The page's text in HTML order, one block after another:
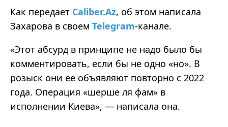
Как передает Caliber.Az, об этом написала
Захарова в своем Telegram-канале.
«Этот абсурд в принципе не надо было бы
комментировать, если бы не одно «но». В
розыск они ее объявляют повторно с 2022
года. Операция «шерше ля фам» в
исполнении Киева», — написала она.